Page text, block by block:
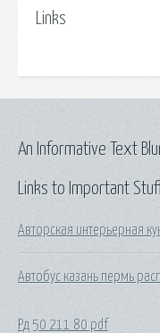
Links
Links to Important
Авторская интерьерная
Автобус казань пермь
Рд 50 211 80 pdf
An Informative Text